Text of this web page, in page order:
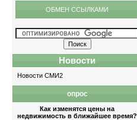
ОБМЕН ССЫЛКАМИ
Новости
Новости СМИ2
опрос
Как изменятся цены на
недвижимость в ближайшее время?